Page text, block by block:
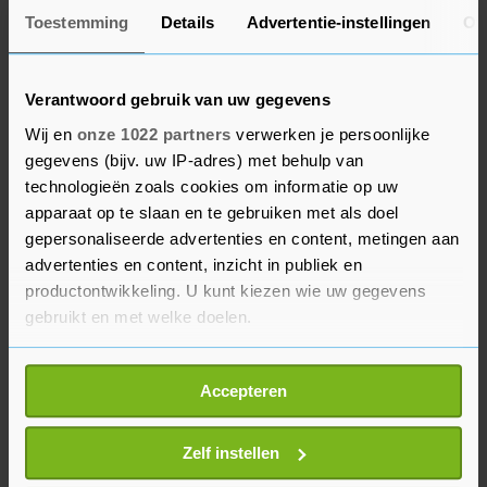
Toestemming Details Advertentie-instellingen
Verantwoord gebruik van uw gegevens
Wij en onze 1022 partners verwerken je persoonlijke
gegevens (bijv. uw IP-adres) met behulp van
technologieën zoals cookies om informatie op uw
apparaat op te slaan en te gebruiken met als doel
gepersonaliseerde advertenties en content, metingen aan
advertenties en content, inzicht in publiek en
productontwikkeling. U kunt kiezen wie uw gegevens
gebruikt en met welke doelen.
Als u het toestaat, willen we ook graag:
Informatie verzamelen over uw geografische
locatie, die tot een paar meter nauwkeurig kan zijn
Uw apparaat identificeren door het actief te
scannen op specifieke eigenschappen (fingerprinting)
Accepteren
Zelf instellen
geregistreerd.
Begin van de uitbraak
In de afgelopen zeven dagen kreeg het RIVM 29
meldingen van sterfgevallen, gemiddeld iets
meer dan vier per dag. Dat is het hoogste aantal
sinds half juni.
Sinds het begin van de uitbraak, bijna anderhalf
jaar geleden, zijn 1,86 miljoen mensen positief
getest. Van bijna 17.800 mensen is zeker dat ze
aan het virus zijn overleden. De werkelijke
aantallen liggen hoger.